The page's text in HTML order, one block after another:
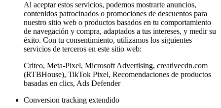
Al aceptar estos servicios, podemos mostrarte anuncios,
contenidos patrocinados o promociones de descuentos para
nuestro sitio web o productos basados en tu comportamiento
de navegación y compra, adaptados a tus intereses, y medir su
éxito. Con tu consentimiento, utilizamos los siguientes
servicios de terceros en este sitio web:
Criteo, Meta-Pixel, Microsoft Advertising, creativecdn.com
(RTBHouse), TikTok Pixel, Recomendaciones de productos
basadas en clics, Ads Defender
Conversion tracking extendido